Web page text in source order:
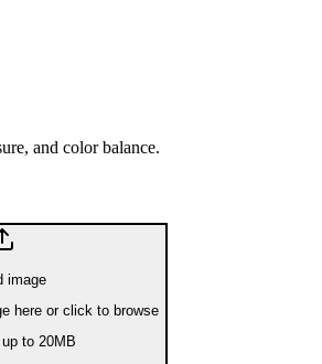
and color balance.
image
here or click to browse
to 20MB